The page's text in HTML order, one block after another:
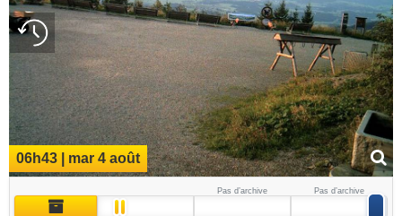
06h43 | mar 4 août
Archive
Pas d’archive Pas d’archive